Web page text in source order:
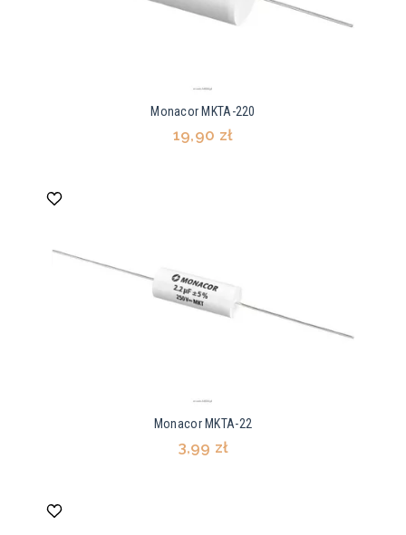
Monacor MKTA-220
19,90 zł
Monacor MKTA-22
3,99 zł